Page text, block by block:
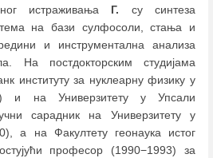
истраживања Г. су синтеза
на бази сулфосоли, стања и
и инструментална анализа
На постдокторским студијама
институту за нуклеарну физику у
и на Универзитету у Упсали
сарадник на Универзитету у
а на Факултету геонаука истог
професор (1990−1993) за